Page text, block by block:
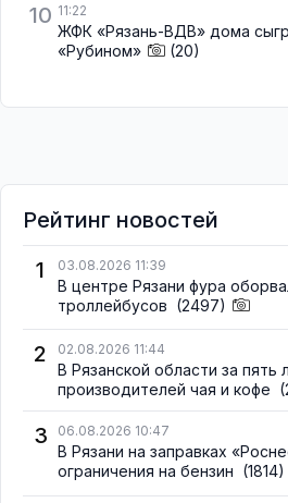
10 11:22
ЖФК «Рязань-ВДВ» дома
«Рубином»
(20)
Рейтинг новостей
1
03.08.2026 11:39
В центре Рязани фура
троллейбусов (2497)
2 02.08.2026 11:44
В Рязанской области за пять
производителей чая и кофе
3 06.08.2026 10:47
В Рязани на заправках
ограничения на бензин (1814)